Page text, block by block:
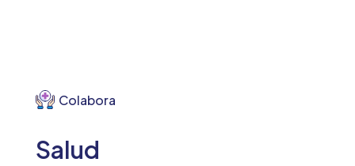
Colabora
Salud